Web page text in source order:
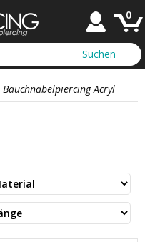
0
Bauchnabelpiercing Acryl